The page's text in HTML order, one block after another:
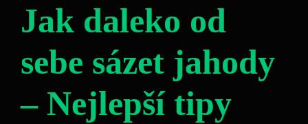
Jak daleko od
sebe sázet jahody
– Nejlepší tipy